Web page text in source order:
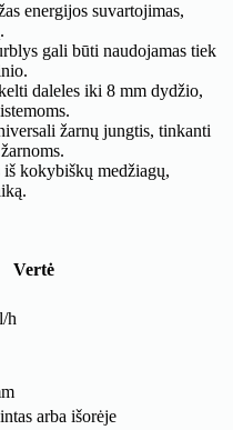
energijos suvartojimas,
gali būti naudojamas tiek
daleles iki 8 mm dydžio,
žarnų jungtis, tinkanti
iš kokybiškų medžiagų,
Vertė
h
arba išorėje